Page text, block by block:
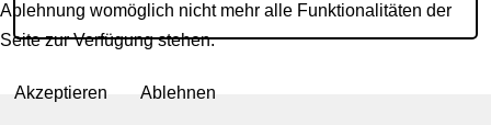
Ablehnung womöglich nicht mehr alle Funktionalitäten der
Seite zur Verfügung stehen.
Akzeptieren Ablehnen